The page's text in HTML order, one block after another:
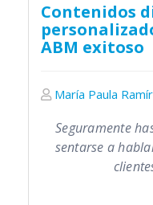
Contenidos
ABM exitoso
María Paula
Seguramente
sentarse a